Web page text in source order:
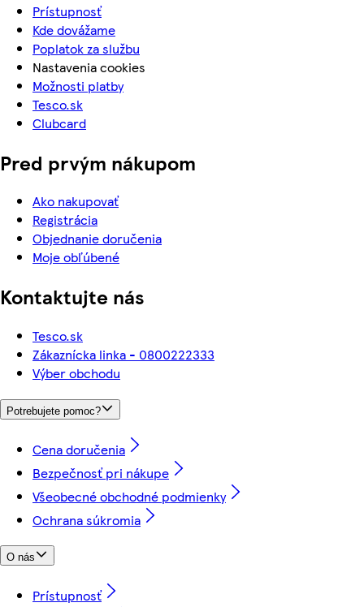
Prístupnosť
Kde dovážame
Poplatok za službu
Nastavenia cookies
Možnosti platby
Tesco.sk
Clubcard
Pred prvým nákupom
Ako nakupovať
Registrácia
Objednanie doručenia
Moje obľúbené
Kontaktujte nás
Tesco.sk
Zákaznícka linka - 0800222333
Výber obchodu
Potrebujete pomoc?
Cena doručenia
Bezpečnosť pri nákupe
Všeobecné obchodné podmienky
Ochrana súkromia
O nás
Prístupnosť